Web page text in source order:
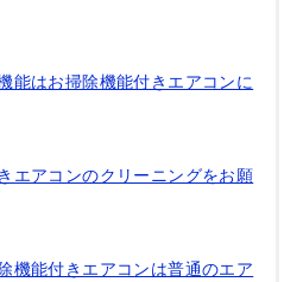
はお掃除機能付きエアコンに
アコンのクリーニングをお願
能付きエアコンは普通のエア